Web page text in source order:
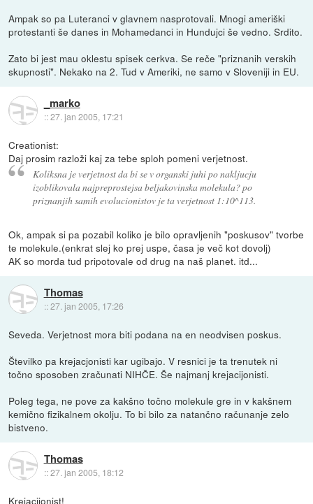
Ampak so pa Luteranci v glavnem nasprotovali. Mnogi ameriški
protestanti še danes in Mohamedanci in Hundujci še vedno. Srdito.
Zato bi jest mau oklestu spisek cerkva. Se reče "priznanih verskih
skupnosti". Nekako na 2. Tud v Ameriki, ne samo v Sloveniji in EU.
_marko
::27. jan 2005, 17:21
Creationist:
Daj prosim razloži kaj za tebe sploh pomeni verjetnost.
Koliksna je verjetnost da bi se v organski juhi po nakljucju
izoblikovala najpreprostejsa beljakovinska molekula? po
priznanjih samih evolucionistov je ta verjetnost 1:10^113.
Ok, ampak si pa pozabil koliko je bilo opravljenih "poskusov" tvorbe
te molekule.(enkrat slej ko prej uspe, časa je več kot dovolj)
AK so morda tud pripotovale od drug na naš planet. itd...
Thomas
::27. jan 2005, 17:26
Seveda. Verjetnost mora biti podana na en neodvisen poskus.
Številko pa krejacjonisti kar ugibajo. V resnici je ta trenutek ni
točno sposoben zračunati NIHČE. Še najmanj krejacijonisti.
Poleg tega, ne pove za kakšno točno molekule gre in v kakšnem
kemično fizikalnem okolju. To bi bilo za natančno računanje zelo
bistveno.
Thomas
::27. jan 2005, 18:12
Krejacijonist!